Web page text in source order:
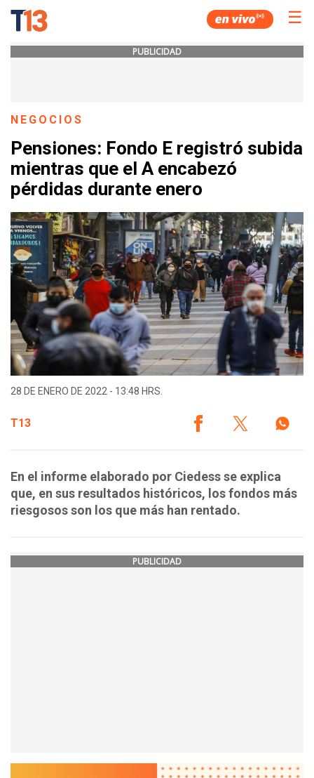
☰
PUBLICIDAD
NEGOCIOS
Pensiones: Fondo E registró subida
mientras que el A encabezó
pérdidas durante enero
28 DE ENERO DE 2022 - 13:48 HRS.
T13
En el informe elaborado por Ciedess se explica
que, en sus resultados históricos, los fondos más
riesgosos son los que más han rentado.
PUBLICIDAD